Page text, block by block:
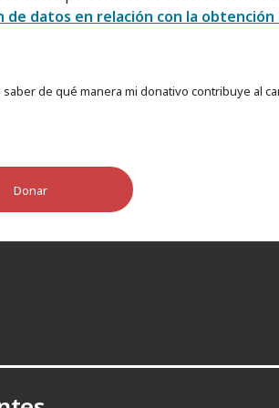
de datos en relación con la
saber de qué manera mi donativo contribuye al
Donar